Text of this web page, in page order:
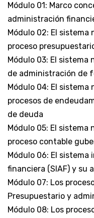
Módulo 01: Marco
administración
Módulo 02: El sistema
proceso
Módulo 03: El sistema
de administración de
Módulo 04: El
procesos de
de deuda
Módulo 05: El
proceso contable
Módulo 06: El
financiera (SIAF) y su
Módulo 07: Los
Presupuestario y
Módulo 08: Los